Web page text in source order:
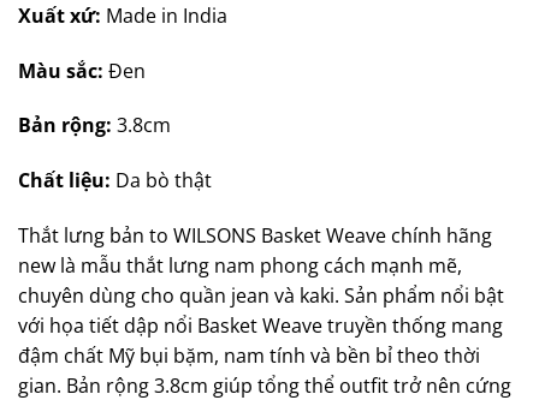
Xuất xứ: Made in India
Màu sắc: Đen
Bản rộng: 3.8cm
Chất liệu: Da bò thật
Thắt lưng bản to WILSONS Basket Weave chính hãng
new là mẫu thắt lưng nam phong cách mạnh mẽ,
chuyên dùng cho quần jean và kaki. Sản phẩm nổi bật
với họa tiết dập nổi Basket Weave truyền thống mang
đậm chất Mỹ bụi bặm, nam tính và bền bỉ theo thời
gian. Bản rộng 3.8cm giúp tổng thể outfit trở nên cứng